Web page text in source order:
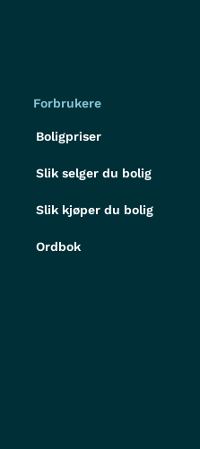
Forbrukere
Boligpriser
Slik selger du bolig
Slik kjøper du bolig
Ordbok